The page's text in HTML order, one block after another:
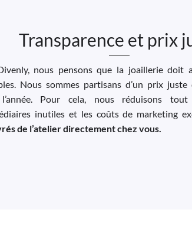
Transparence et prix
nous pensons que la joaillerie doit
Nous sommes partisans d’un prix
Pour cela, nous réduisons
inutiles et les coûts de marketing
de l’atelier directement chez vous.